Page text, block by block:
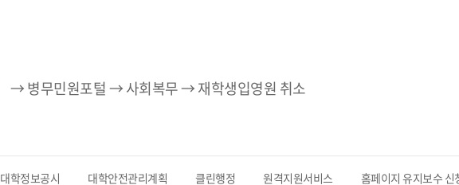
→ 병무민원포털 → 사회복무 → 재학생입영원 취소
대학정보공시 대학안전관리계획 클린행정 원격지원서비스 홈페이지 유지보수 신